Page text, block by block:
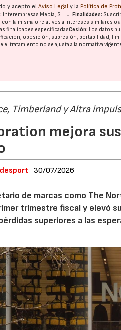
y acepto elAviso Legal y la Política de
Interempresas Media, S.L.U.Finalidades:
la misma o relativos a intereses similares o
finalidades especificadasCesión: Los datos
oposición, supresión, portabilidad,
el tratamiento no se ajusta a la normativa
Timberland y Altra
mejora
30/07/2026
de marcas como The
trimestre fiscal y elevó
superiores a las